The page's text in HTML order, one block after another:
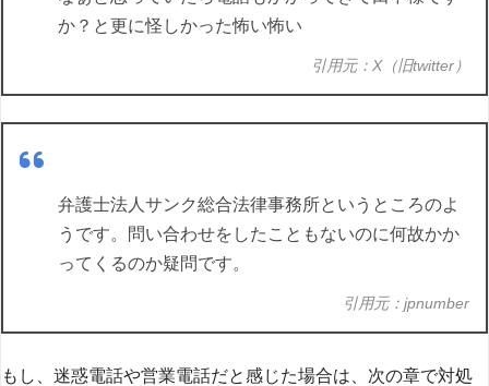
か？と更に怪しかった怖い怖い
引用元：X（旧twitter）
弁護士法人サンク総合法律事務所というところのよ
うです。問い合わせをしたこともないのに何故かか
ってくるのか疑問です。
引用元：jpnumber
もし、迷惑電話や営業電話だと感じた場合は、次の章で対処